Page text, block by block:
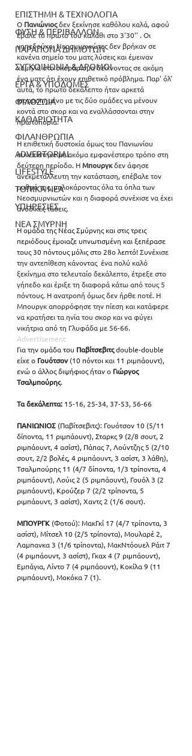
ΕΠΙΣΤΗΜΗ & ΤΕΧΝΟΛΟΓΙΑ
ΦΥΣΗ & ΠΕΡΙΒΑΛΛΟΝ
ΠΑΡΑΠΟΝΑ ΔΗΜΟΤΩΝ
ΣΥΓΚΟΙΝΩΝΙΑ & ΔΡΟΜΟΙ
ΕΡΓΑ & ΥΠΟΔΟΜΕΣ
ΦΙΛΟΖΩΙΑ
ΚΑΘΑΡΙΟΤΗΤΑ
ΦΙΛΑΝΘΡΩΠΙΑ
ADVERTORIAL
LIFESTYLE
ΤΟΠΙΚΑ ΝΕΑ
ΥΠΗΡΕΣΙΕΣ
ΝΕΑ ΣΜΥΡΝΗ
Ο Πανιώνιος δεν ξεκίνησε καθόλου καλά, αφού
έβαλε το πρώτο του καλάθι στο 3'30'' . Οι
γηπεδούχοι Νεοσμυρνιώτες δεν βρήκαν σε
κανένα σημείο του ματς λύσεις και έμειναν
χαμηλά στο σκοράρισμα δείχνοντας σε ακόμη
ένα ματς ότι έχουν επιθετικό πρόβλημα. Παρ' όλ'
αυτά, το πρώτο δεκάλεπτο ήταν αρκετά
ισορροπημένο με τις δύο ομάδες να μένουν
κοντά στο σκορ και να εναλλάσσονται στην
πρωτοπορία.
Η επιθετική δυστοκία όμως του Πανιωνίου
συνεχίστηκε με ακόμα εμφανέστερο τρόπο στη
δεύτερη περίοδο. Η Μπουργκ δεν άφησε
ανεκμετάλλευτη την κατάσταση, επέβαλε τον
ρυθμό της, μπλοκάροντας όλα τα όπλα των
Νεοσμυρνιωτών και η διαφορά συνέχισε να έχει
ανοδικές τάσεις.
Η ομάδα της Νέας Σμύρνης και στις τρεις
περιόδους έμοιαζε υπνωτισμένη και ξεπέρασε
τους 30 πόντους μόλις στο 28ο λεπτό! Συνέχισε
την αντεπίθεση κάνοντας  ένα πολύ καλό
ξεκίνημα στο τελευταίο δεκάλεπτο, έτρεξε στο
γήπεδο και έριξε τη διαφορά κάτω από τους 5
πόντους. Η ανατροπή όμως δεν ήρθε ποτέ. Η
Μπουργκ απορρόφησε την πίεση και κατάφερε
να κρατήσει τα ηνία του σκορ και να φύγει
νικήτρια από τη Γλυφάδα με 56-66.
Advertisement
Για την ομάδα του Παβίτσεβιτς double-double
είχε ο Γουότσον (10 πόντοι και 11 ριμπάουντ),
ενώ ο άλλος διψήφιος ήταν ο Γιώργος
Τσαλμπούρης.
Τα δεκάλεπτα: 15-16, 25-34, 37-53, 56-66
ΠΑΝΙΩΝΙΟΣ (Παβίτσεβιτς): Γουότσον 10 (5/11
δίποντα, 11 ριμπάουντ), Σταρκς 9 (2/8 σουτ, 2
ριμπάουντ, 4 ασίστ), Πάπας 7, Λούντζης 5 (2/10
σουτ, 2/2 βολές, 4 ριμπάουντ, 3 ασίστ, 3 λάθη),
Τσαλμπούρης 11 (4/7 δίποντα, 1/3 τρίποντα, 4
ριμπάουντ), Λούις 2 (5 ριμπάουντ), Γουόλ 3 (2
ριμπάουντ), Κρούζερ 7 (2/2 τρίποντα, 5
ριμπάουντ, 3 ασίστ), Χαντς 2 (1/6 σουτ).
ΜΠΟΥΡΓΚ (Φοτού): ΜακΓκί 17 (4/7 τρίποντα, 3
ασίστ), Μίτσελ 10 (2/5 τρίποντα), Μουλαρέ 2,
Λαμπανκα 3 (1/6 τρίποντα), ΜακΝτόουελ Ράιτ 7
(4 ριμπάουντ, 3 ασίστ), Γκαχ 4 (7 ριμπάουντ),
Εμπάγια, Λίντο 7 (4 ριμπάουντ), Κοκίλα 9 (11
ριμπάουντ), Μοκόκα 7 (1).